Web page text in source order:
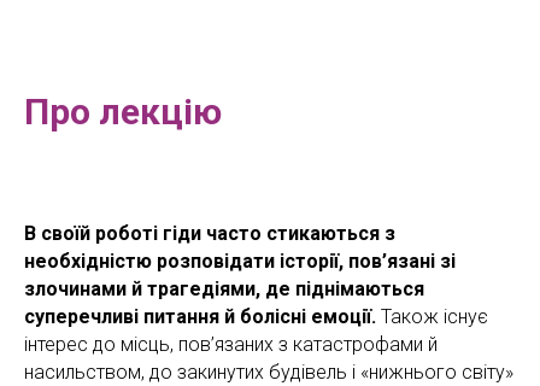
Про лекцію
В своїй роботі гіди часто стикаються з
необхідністю розповідати історії, пов’язані зі
злочинами й трагедіями, де піднімаються
суперечливі питання й болісні емоції. Також існує
інтерес до місць, пов’язаних з катастрофами й
насильством, до закинутих будівель і «нижнього світу»